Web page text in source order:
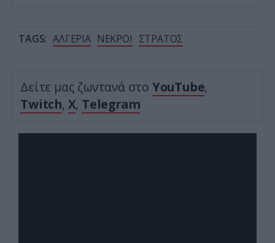
TAGS: ΑΛΓΕΡΙΑ ΝΕΚΡΟΙ ΣΤΡΑΤΟΣ
Δείτε μας ζωντανά στο YouTube,
Twitch, X, Telegram